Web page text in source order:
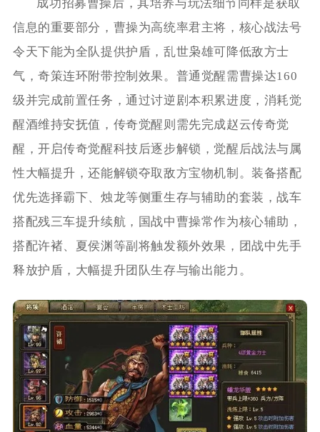
成功招募曹操后，其培养与玩法细节同样是获取
信息的重要部分，曹操为高统率君主将，核心战法号
令天下能为全队提供护盾，乱世枭雄可降低敌方士
气，奇策连环附带控制效果。普通觉醒需曹操达160
级并完成前置任务，通过讨逆剧本积累进度，消耗觉
醒酒维持安抚值，传奇觉醒则需先完成赵云传奇觉
醒，开启传奇觉醒科技后逐步解锁，觉醒后战法与属
性大幅提升，还能解锁夺取敌方宝物机制。装备搭配
优先选择霸下、烛龙等侧重生存与辅助的套装，战车
搭配残三车提升续航，国战中曹操常作为核心辅助，
搭配许褚、夏侯渊等副将触发额外效果，团战中先手
释放护盾，大幅提升团队生存与输出能力。